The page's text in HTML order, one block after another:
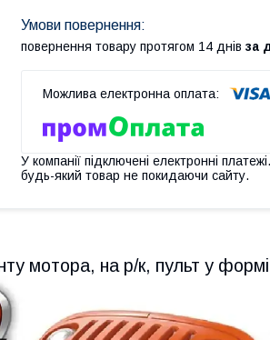
повернення товару протягом 14 днів за
У компанії підключені електронні
будь-який товар не покидаючи сайту.
мотора, на р/к, пульт у